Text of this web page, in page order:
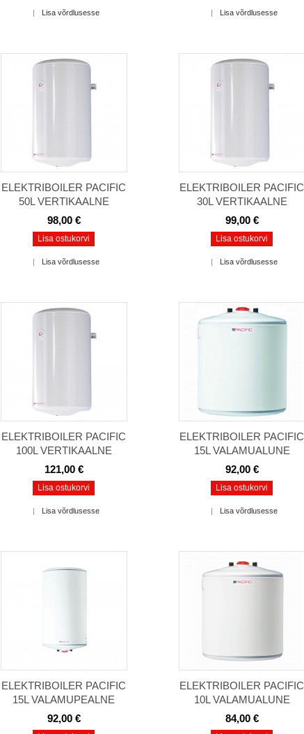
| Lisa võrdlusesse | Lisa võrdlusesse
ELEKTRIBOILER PACIFIC
50L VERTIKAALNE
98,00 €
Lisa ostukorvi
| Lisa võrdlusesse
ELEKTRIBOILER PACIFIC
30L VERTIKAALNE
99,00 €
Lisa ostukorvi
| Lisa võrdlusesse
ELEKTRIBOILER PACIFIC
100L VERTIKAALNE
121,00 €
Lisa ostukorvi
| Lisa võrdlusesse
ELEKTRIBOILER PACIFIC
15L VALAMUALUNE
92,00 €
Lisa ostukorvi
| Lisa võrdlusesse
ELEKTRIBOILER PACIFIC
15L VALAMUPEALNE
92,00 €
ELEKTRIBOILER PACIFIC
10L VALAMUALUNE
84,00 €